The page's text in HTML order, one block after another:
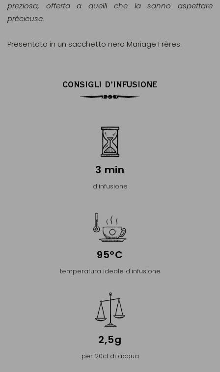
preziosa, offerta a quelli che la sanno aspettare
précieuse.
Presentato in un sacchetto nero Mariage Frères.
CONSIGLI D’INFUSIONE
3 min
d'infusione
95°C
temperatura ideale d'infusione
2,5g
per 20cl di acqua